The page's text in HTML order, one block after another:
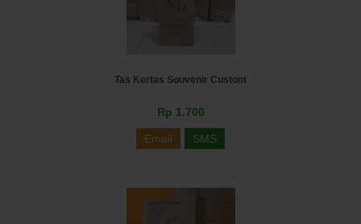
Tas Kertas Souvenir Custom
Rp 1.700
Email SMS